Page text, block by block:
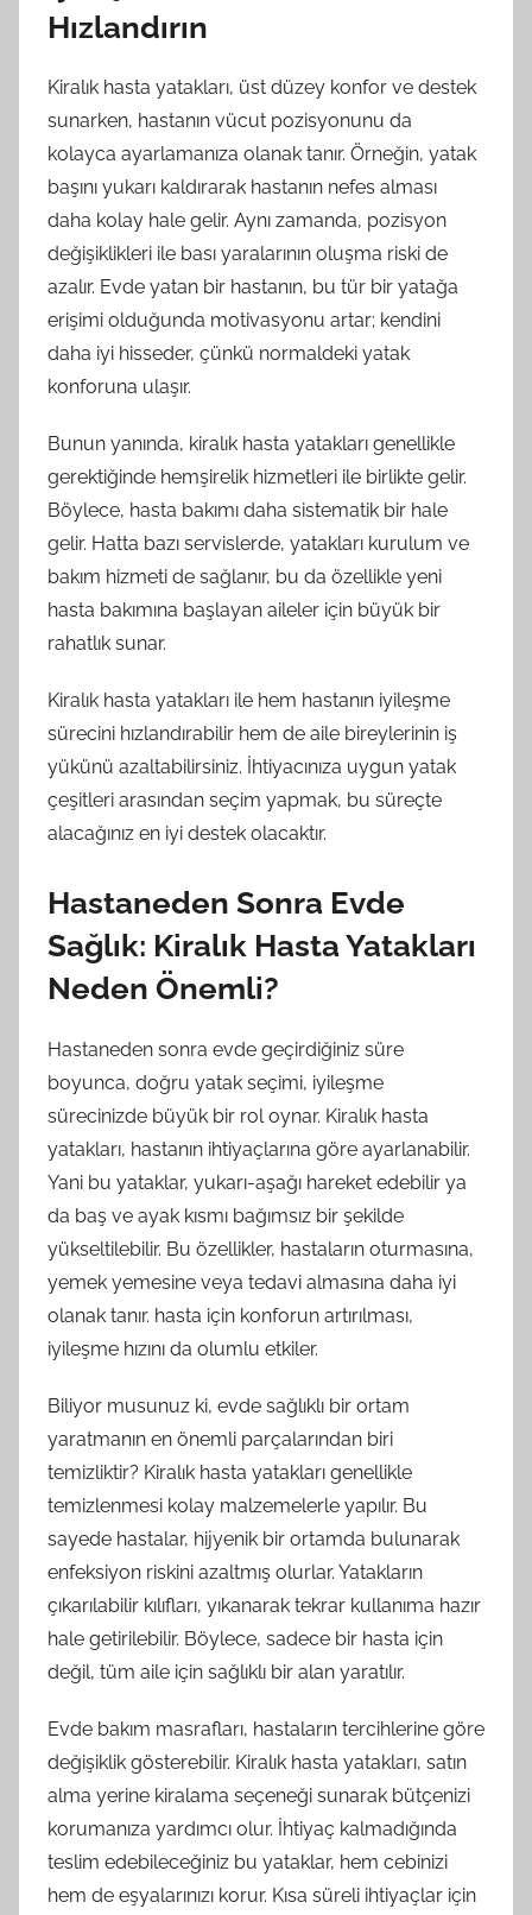
Hızlandırın
Kiralık hasta yatakları, üst düzey konfor ve destek
sunarken, hastanın vücut pozisyonunu da
kolayca ayarlamanıza olanak tanır. Örneğin, yatak
başını yukarı kaldırarak hastanın nefes alması
daha kolay hale gelir. Aynı zamanda, pozisyon
değişiklikleri ile bası yaralarının oluşma riski de
azalır. Evde yatan bir hastanın, bu tür bir yatağa
erişimi olduğunda motivasyonu artar; kendini
daha iyi hisseder, çünkü normaldeki yatak
konforuna ulaşır.
Bunun yanında, kiralık hasta yatakları genellikle
gerektiğinde hemşirelik hizmetleri ile birlikte gelir.
Böylece, hasta bakımı daha sistematik bir hale
gelir. Hatta bazı servislerde, yatakları kurulum ve
bakım hizmeti de sağlanır, bu da özellikle yeni
hasta bakımına başlayan aileler için büyük bir
rahatlık sunar.
Kiralık hasta yatakları ile hem hastanın iyileşme
sürecini hızlandırabilir hem de aile bireylerinin iş
yükünü azaltabilirsiniz. İhtiyacınıza uygun yatak
çeşitleri arasından seçim yapmak, bu süreçte
alacağınız en iyi destek olacaktır.
Hastaneden Sonra Evde
Sağlık: Kiralık Hasta Yatakları
Neden Önemli?
Hastaneden sonra evde geçirdiğiniz süre
boyunca, doğru yatak seçimi, iyileşme
sürecinizde büyük bir rol oynar. Kiralık hasta
yatakları, hastanın ihtiyaçlarına göre ayarlanabilir.
Yani bu yataklar, yukarı-aşağı hareket edebilir ya
da baş ve ayak kısmı bağımsız bir şekilde
yükseltilebilir. Bu özellikler, hastaların oturmasına,
yemek yemesine veya tedavi almasına daha iyi
olanak tanır. hasta için konforun artırılması,
iyileşme hızını da olumlu etkiler.
Biliyor musunuz ki, evde sağlıklı bir ortam
yaratmanın en önemli parçalarından biri
temizliktir? Kiralık hasta yatakları genellikle
temizlenmesi kolay malzemelerle yapılır. Bu
sayede hastalar, hijyenik bir ortamda bulunarak
enfeksiyon riskini azaltmış olurlar. Yatakların
çıkarılabilir kılıfları, yıkanarak tekrar kullanıma hazır
hale getirilebilir. Böylece, sadece bir hasta için
değil, tüm aile için sağlıklı bir alan yaratılır.
Evde bakım masrafları, hastaların tercihlerine göre
değişiklik gösterebilir. Kiralık hasta yatakları, satın
alma yerine kiralama seçeneği sunarak bütçenizi
korumanıza yardımcı olur. İhtiyaç kalmadığında
teslim edebileceğiniz bu yataklar, hem cebinizi
hem de eşyalarınızı korur. Kısa süreli ihtiyaçlar için